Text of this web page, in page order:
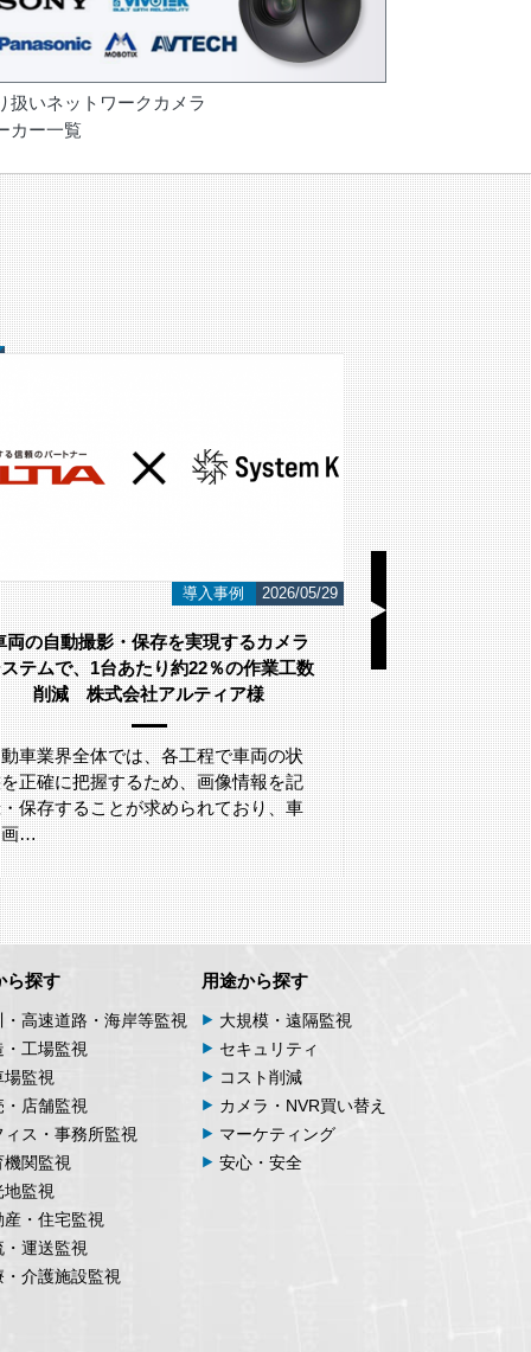
扱いネットワークカメラ
カー一覧
導入事例 2026/05/29
両の自動撮影・保存を実現するカメラ
テムで、1台あたり約22％の作業工数
削減 株式会社アルティア様
車業界全体では、各工程で車両の状
正確に把握するため、画像情報を記
保存することが求められており、車
画…
こんにちは！
AI画像認識シス
す。 今回は監
ら探す
・高速道路・海岸等監視
・工場監視
場監視
・店舗監視
ィス・事務所監視
機関監視
地監視
産・住宅監視
・運送監視
・介護施設監視
用途から探す
大規模・遠隔監視
セキュリティ
コスト削減
カメラ・NVR買い替え
マーケティング
安心・安全